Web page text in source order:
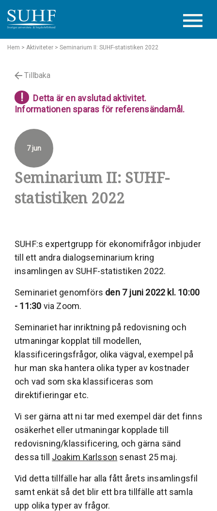
Hem > Aktiviteter > Seminarium II: SUHF-statistiken 2022
Tillbaka
!
Detta är en avslutad aktivitet.
Informationen sparas för referensändamål.
Seminarium II: SUHF-
statistiken 2022
7 jun
SUHF:s expertgrupp för ekonomifrågor inbjuder
till ett andra dialogseminarium kring
insamlingen av SUHF-statistiken 2022.
Seminariet genomförs den 7 juni 2022 kl. 10:00
- 11:30 via Zoom.
Seminariet har inriktning på redovisning och
utmaningar kopplat till modellen,
klassificeringsfrågor, olika vägval, exempel på
hur man ska hantera olika typer av kostnader
och vad som ska klassificeras som
direktifieringar etc.
Vi ser gärna att ni tar med exempel där det finns
osäkerhet eller utmaningar kopplade till
redovisning/klassificering, och gärna sänd
dessa till Joakim Karlsson senast 25 maj.
Vid detta tillfälle har alla fått årets insamlingsfil
samt enkät så det blir ett bra tillfälle att samla
upp olika typer av frågor.